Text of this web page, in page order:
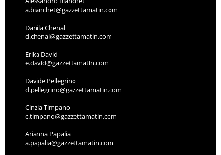
a.bianchet@gazzettamatin.com
Danila Chenal
d.chenal@gazzettamatin.com
Erika David
e.david@gazzettamatin.com
Davide Pellegrino
d.pellegrino@gazzettamatin.com
Cinzia Timpano
c.timpano@gazzettamatin.com
Arianna Papalia
a.papalia@gazzettamatin.com